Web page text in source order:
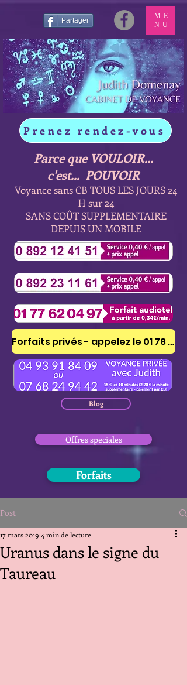
Partager
Prenez rendez-vous
Parce que VOULOIR...
c'est... POUVOIR
Voyance sans CB TOUS LES JOURS 24
H sur 24
SANS COÛT SUPPLEMENTAIRE
DEPUIS UN MOBILE
Blog
Offres speciales
ME
NU
Forfaits
Forfaits privés - appelez le 01 78 41 53 51
Post
Uranus dans le signe du
Taureau
17 mars 2019 4 min de lecture